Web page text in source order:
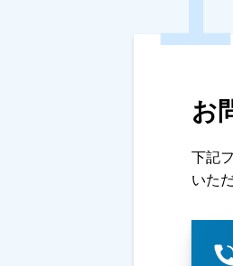
お
下記
いた